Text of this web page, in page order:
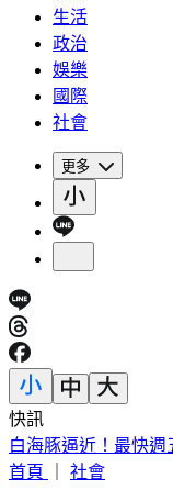
生活
政治
娛樂
國際
社會
更多
快訊
唐綺陽15年摯愛離
首頁
社會